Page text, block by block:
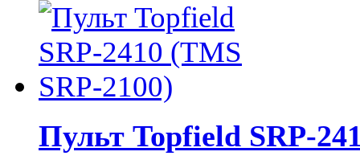
Пульт Topfield SRP-